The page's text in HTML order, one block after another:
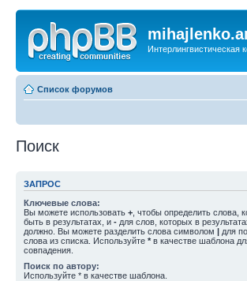
Интерлингвистическая
Список форумов
Поиск
ЗАПРОС
Ключевые слова:
Вы можете использовать + , чтобы определить слова,
быть в результатах, и - для слов, которых в
должно. Вы можете разделить слова символом | для
слова из списка. Используйте * в качестве шаблона
совпадения.
Поиск по автору:
Используйте * в качестве шаблона.